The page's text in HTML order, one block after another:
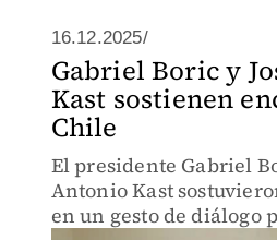
16.12.2025/
Gabriel Boric y
Kast sostienen
Chile
El presidente Gabriel
Antonio Kast
en un gesto de diálogo